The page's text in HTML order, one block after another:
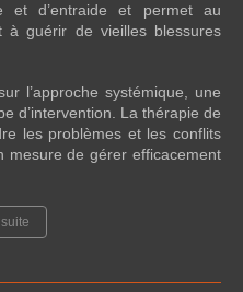
et d’entraide et permet au
à guérir de vieilles blessures
l’approche systémique, une
d’intervention. La thérapie de
les problèmes et les conflits
mesure de gérer efficacement